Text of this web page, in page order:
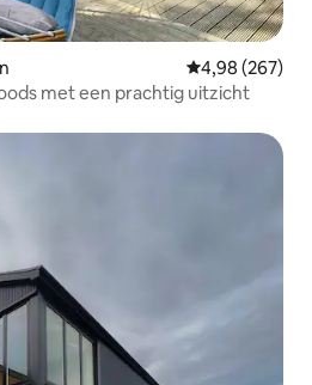
Gemiddelde
4,98 (267)
met een prachtig uitzicht